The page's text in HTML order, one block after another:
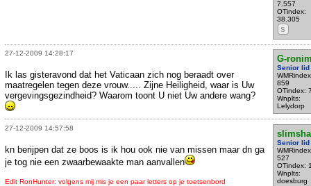
7.557
OTindex:
38.305
S
27-12-2009 14:28:17
G-
Senior lid
859
OTindex:
Wnplts:
Lelydorp
Ik las gisteravond dat het Vaticaan zich nog beraadt over
maatregelen tegen deze vrouw..... Zijne Heiligheid, waar is Uw
vergevingsgezindheid? Waarom toont U niet Uw andere wang?
27-12-2009 14:57:58
Senior lid
527
OTindex:
Wnplts:
doesburg
kn berijpen dat ze boos is ik hou ook nie van missen maar dn ga
je tog nie een zwaarbewaakte man aanvallen
Edit RonHunter: volgens mij mis je een paar letters op je toetsenbord